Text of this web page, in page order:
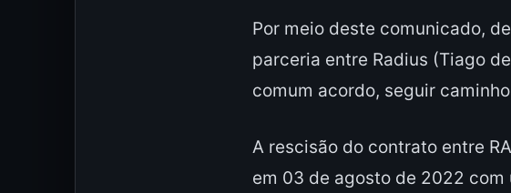
Por meio deste comunicado,
parceria entre Radius (Tiago
comum acordo, seguir
A rescisão do contrato entre
em 03 de agosto de 2022 com